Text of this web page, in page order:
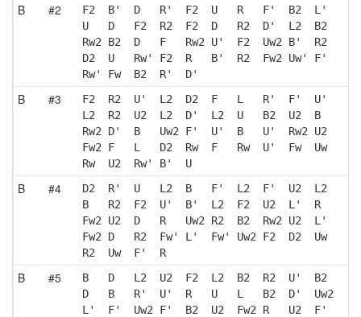
B #2
F2  B'  D   R'  F2  U   R   F'  B2  L'
U   D   F2  R2  F2  D   R2  D'  L2  B2
Rw2 B2  D   F   Rw2 U'  F2  Uw2 B'  R2
D2  U   Rw' F2  R   B'  R2  Fw2 Uw' F'
Rw' Fw  B2  R'  D'
B #3
F2  R2  U'  L2  D2  F   L   R'  F'  U'
L2  R2  U2  L2  D'  L2  U   B2  U2  B
Rw2 D'  B   Uw2 F'  U'  B   U'  Rw2 U2
Fw2 F   L   D2  Rw  F   Rw  U'  Fw  Uw
Rw  U2  Rw' B'  U
B #4
D2  R'  U   L2  B   F'  L2  F'  U2  L2
B   R2  F2  U'  B'  L2  F2  U2  L'  R
Fw2 U2  D   R   Uw2 R2  B2  Rw2 U2  L'
Fw2 D   R2  Fw' L'  Fw' Uw2 F2  D2  Uw
R2  Uw  F'  R
B #5
B   D   L2  U2  F2  L2  B2  R2  U'  B2
D   B   R'  U'  R   U   L   B2  D'  Uw2
L'  F'  Uw2 F'  B2  U2  Fw2 R   U2  F'